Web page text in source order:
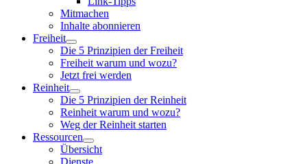
Mitmachen
Inhalte abonnieren
Freiheit
Die 5 Prinzipien der Freiheit
Freiheit warum und wozu?
Jetzt frei werden
Reinheit
Die 5 Prinzipien der Reinheit
Reinheit warum und wozu?
Weg der Reinheit starten
Ressourcen
Übersicht
Dienste